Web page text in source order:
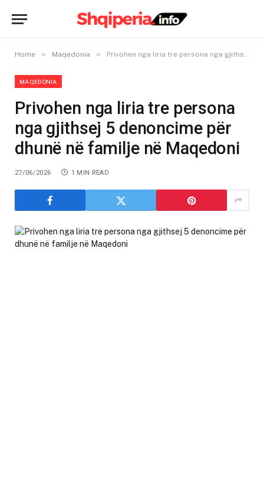
Home » Maqedonia » Privohen nga liria tre persona nga gjithsej 5 denoncime për dhunë në familje në Maqedoni
MAQEDONIA
Privohen nga liria tre persona
nga gjithsej 5 denoncime për
dhunë në familje në Maqedoni
27/06/2026 1 MIN READ